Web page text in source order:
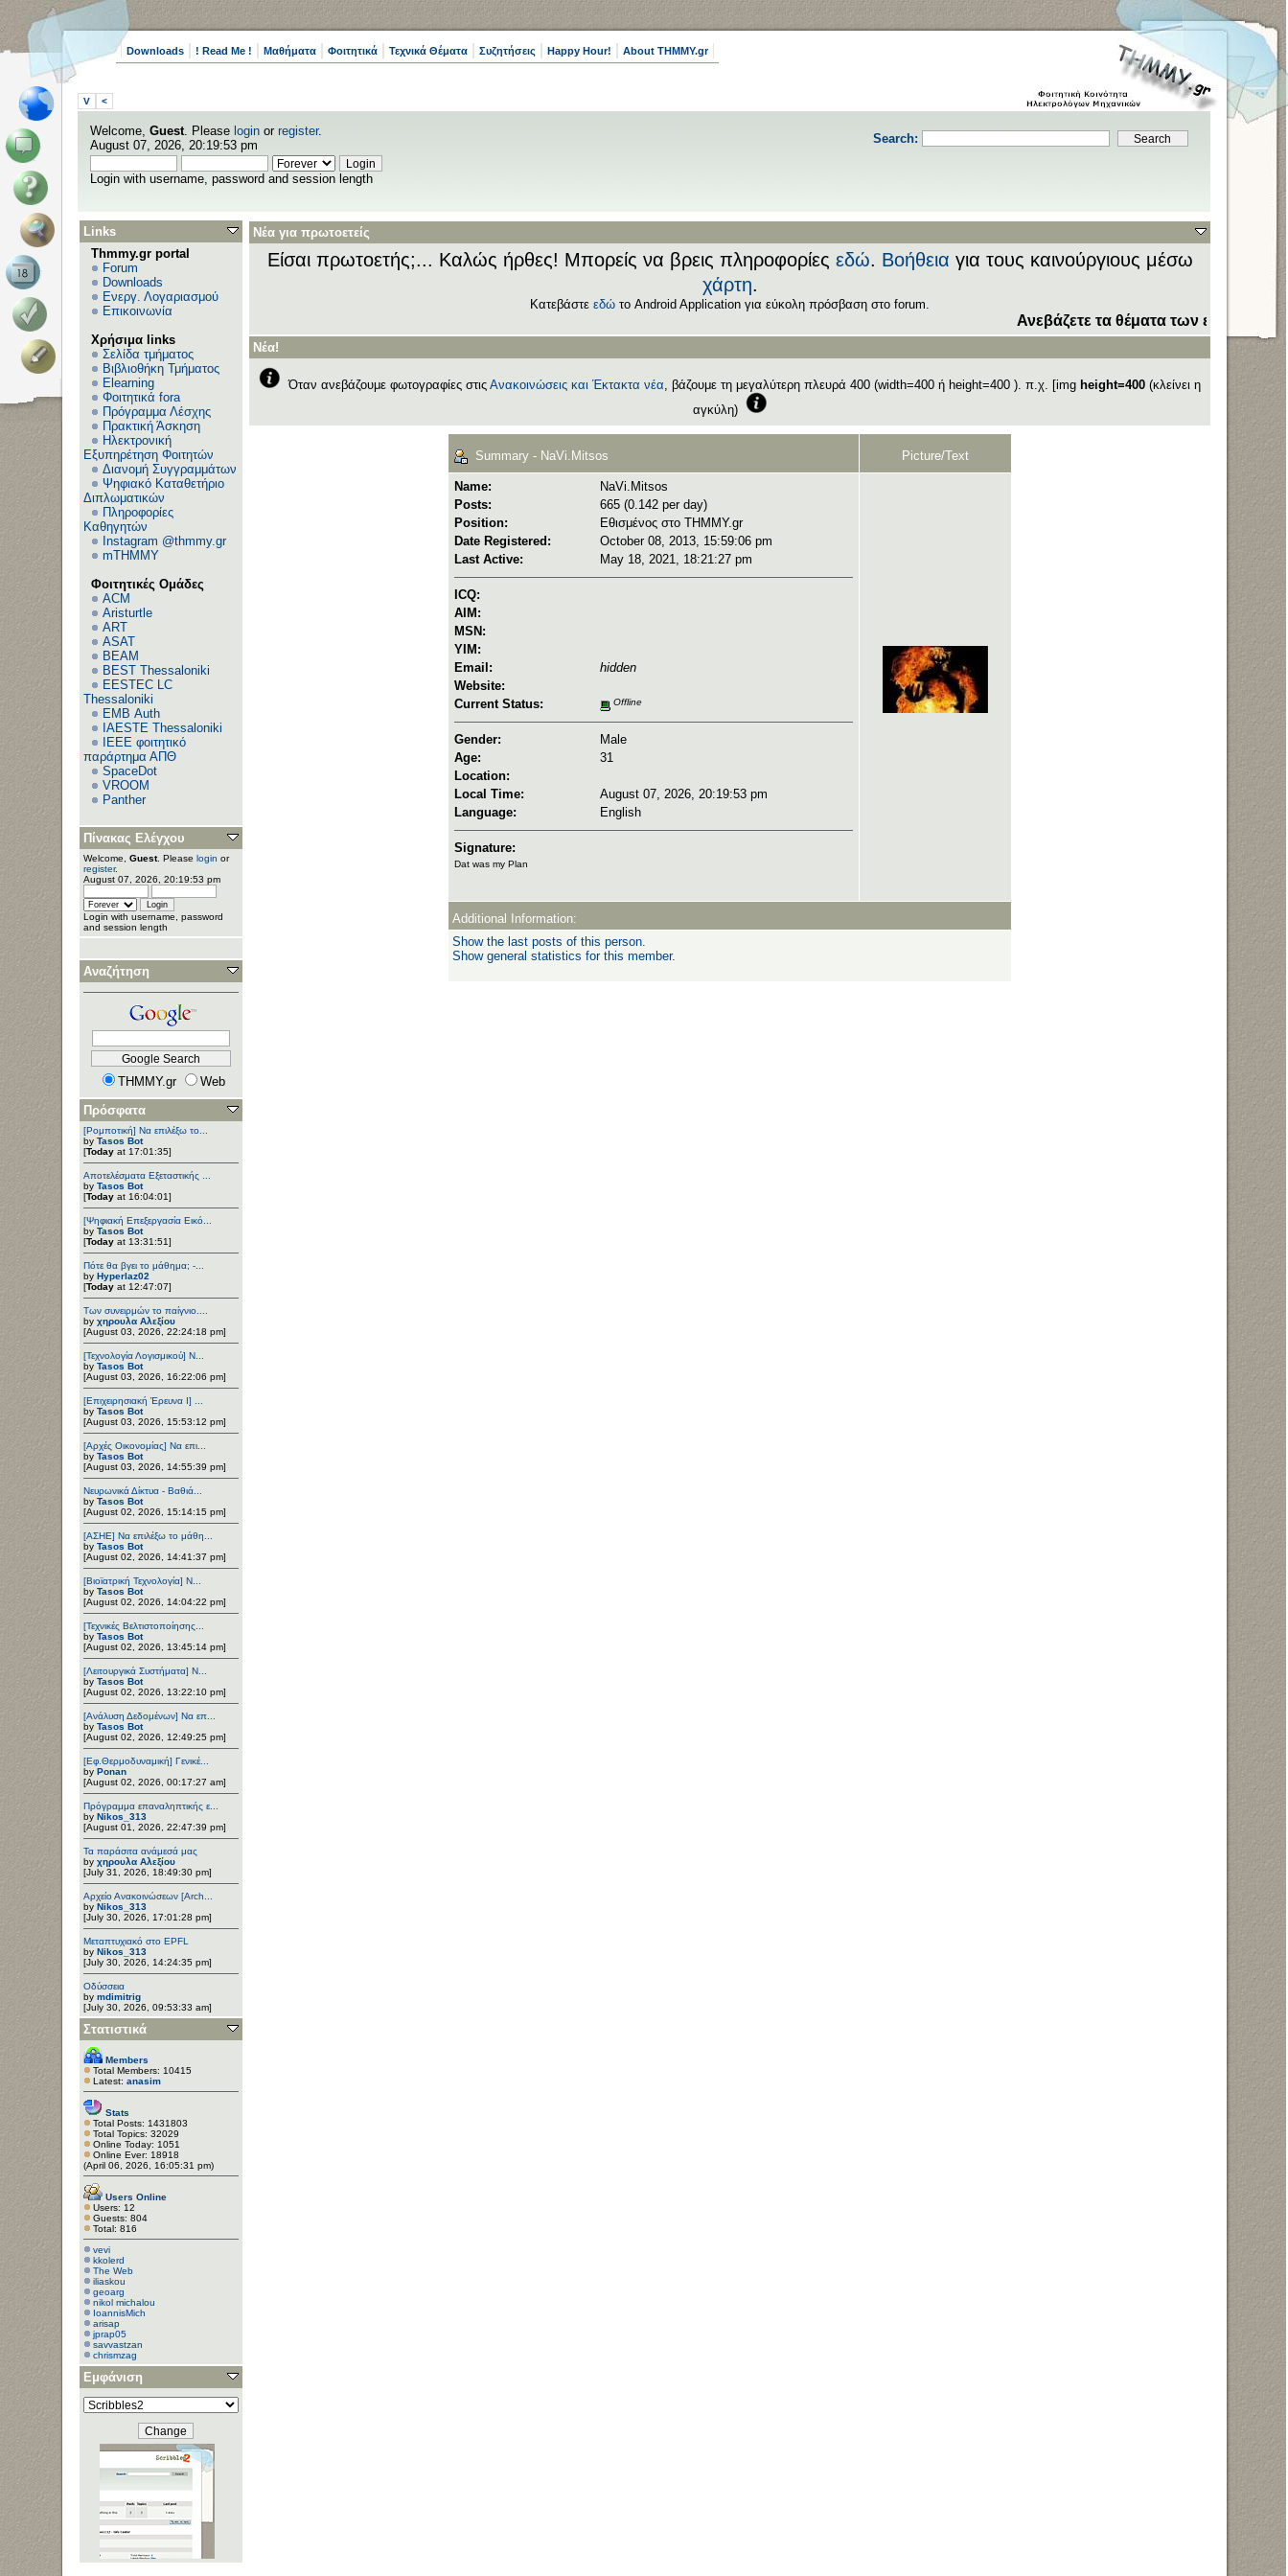
Downloads ! Read Me ! Μαθήματα Φοιτητικά Τεχνικά Θέματα Συζητήσεις Happy Hour! About THMMY.gr
V <
Search:
Welcome, Guest. Please login or register.
August 07, 2026, 20:19:53 pm
Login with username, password and session length
Links
Thmmy.gr portal
Forum
Downloads
Ενεργ. Λογαριασμού
Επικοινωνία
Χρήσιμα links
Σελίδα τμήματος
Βιβλιοθήκη Τμήματος
Elearning
Φοιτητικά fora
Πρόγραμμα Λέσχης
Πρακτική Άσκηση
Ηλεκτρονική
Εξυπηρέτηση Φοιτητών
Διανομή Συγγραμμάτων
Ψηφιακό Καταθετήριο
Διπλωματικών
Πληροφορίες
Καθηγητών
Instagram @thmmy.gr
mTHMMY
Φοιτητικές Ομάδες
ACM
Aristurtle
ART
ASAT
BEAM
BEST Thessaloniki
EESTEC LC
Thessaloniki
EΜΒ Auth
IAESTE Thessaloniki
IEEE φοιτητικό
παράρτημα ΑΠΘ
SpaceDot
VROOM
Panther
Πίνακας Ελέγχου
Welcome, Guest. Please login or
register.
August 07, 2026, 20:19:53 pm
Login with username, password
and session length
Αναζήτηση
THMMY.gr
Web
Πρόσφατα
[Ρομποτική] Να επιλέξω το...
by Tasos Bot
[Today at 17:01:35]
Αποτελέσματα Εξεταστικής ...
by Tasos Bot
[Today at 16:04:01]
[Ψηφιακή Επεξεργασία Εικό...
by Tasos Bot
[Today at 13:31:51]
Πότε θα βγει το μάθημα; -...
by Hyperlaz02
[Today at 12:47:07]
Των συνειρμών το παίγνιο....
by χηρουλα Αλεξίου
[August 03, 2026, 22:24:18 pm]
[Τεχνολογία Λογισμικού] Ν...
by Tasos Bot
[August 03, 2026, 16:22:06 pm]
[Επιχειρησιακή Έρευνα Ι] ...
by Tasos Bot
[August 03, 2026, 15:53:12 pm]
[Αρχές Οικονομίας] Να επι...
by Tasos Bot
[August 03, 2026, 14:55:39 pm]
Νευρωνικά Δίκτυα - Βαθιά...
by Tasos Bot
[August 02, 2026, 15:14:15 pm]
[ΑΣΗΕ] Να επιλέξω το μάθη...
by Tasos Bot
[August 02, 2026, 14:41:37 pm]
[Βιοϊατρική Τεχνολογία] Ν...
by Tasos Bot
[August 02, 2026, 14:04:22 pm]
[Τεχνικές Βελτιστοποίησης...
by Tasos Bot
[August 02, 2026, 13:45:14 pm]
[Λειτουργικά Συστήματα] Ν...
by Tasos Bot
[August 02, 2026, 13:22:10 pm]
[Ανάλυση Δεδομένων] Να επ...
by Tasos Bot
[August 02, 2026, 12:49:25 pm]
[Εφ.Θερμοδυναμική] Γενικέ...
by Ponan
[August 02, 2026, 00:17:27 am]
Πρόγραμμα επαναληπτικής ε...
by Nikos_313
[August 01, 2026, 22:47:39 pm]
Τα παράσιτα ανάμεσά μας
by χηρουλα Αλεξίου
[July 31, 2026, 18:49:30 pm]
Αρχείο Ανακοινώσεων [Arch...
by Nikos_313
[July 30, 2026, 17:01:28 pm]
Μεταπτυχιακό στο EPFL
by Nikos_313
[July 30, 2026, 14:24:35 pm]
Οδύσσεια
by mdimitrig
[July 30, 2026, 09:53:33 am]
Στατιστικά
Members
Total Members: 10415
Latest: anasim
Stats
Total Posts: 1431803
Total Topics: 32029
Online Today: 1051
Online Ever: 18918
(April 06, 2026, 16:05:31 pm)
Users Online
Users: 12
Guests: 804
Total: 816
vevi
kkolerd
The Web
iliaskou
geoarg
nikol michalou
IoannisMich
arisap
jprap05
savvastzan
chrismzag
Εμφάνιση
Νέα για πρωτοετείς
Είσαι πρωτοετής;... Καλώς ήρθες! Μπορείς να βρεις πληροφορίες εδώ. Βοήθεια για τους καινούργιους μέσω
χάρτη.
Κατεβάστε εδώ το Android Application για εύκολη πρόσβαση στο forum.
Ανεβάζετε τα θέματα των εξετάσεων στον
Νέα!
Όταν ανεβάζουμε φωτογραφίες στις Ανακοινώσεις και Έκτακτα νέα, βάζουμε τη μεγαλύτερη πλευρά 400 (width=400 ή height=400 ). π.χ. [img height=400 (κλείνει η
αγκύλη)
Summary - NaVi.Mitsos Picture/Text
Name:
NaVi.Mitsos
Posts:
665 (0.142 per day)
Position:
Εθισμένος στο ΤΗΜΜΥ.gr
Date Registered:
October 08, 2013, 15:59:06 pm
Last Active:
May 18, 2021, 18:21:27 pm
ICQ:
AIM:
MSN:
YIM:
Email:
hidden
Website:
Current Status:
Offline
Gender:
Male
Age:
31
Location:
Local Time:
August 07, 2026, 20:19:53 pm
Language:
English
Signature:
Dat was my Plan
Additional Information:
Show the last posts of this person.
Show general statistics for this member.